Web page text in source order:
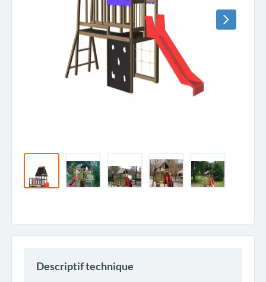
Descriptif technique